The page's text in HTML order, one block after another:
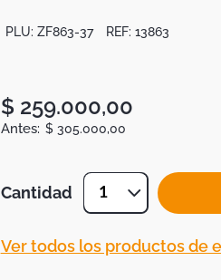
PLU: ZF863-37 REF: 13863
$ 259.000,00
$ 305.000,00
Cantidad 1
Ver todos los productos de